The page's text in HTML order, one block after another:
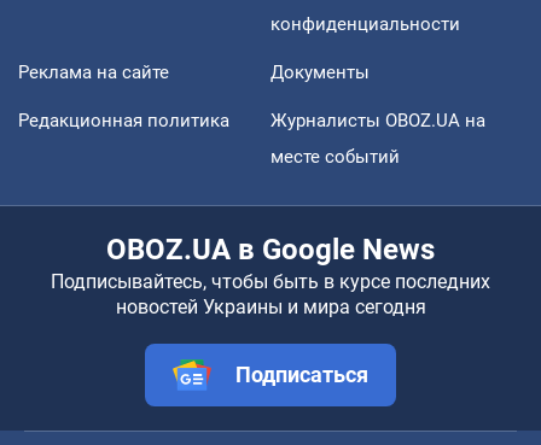
конфиденциальности
Реклама на сайте Документы
Редакционная политика
Журналисты OBOZ.UA на
месте событий
OBOZ.UA в Google News
Подписывайтесь, чтобы быть в курсе последних
новостей Украины и мира сегодня
Подписаться